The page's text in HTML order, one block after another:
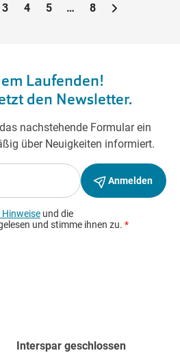
Paginierung
3 4 5 … 8
Interspar geschlossen